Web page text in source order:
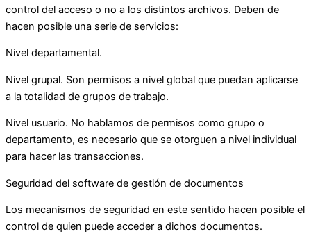
control del acceso o no a los distintos archivos. Deben de
hacen posible una serie de servicios:
Nivel departamental.
Nivel grupal. Son permisos a nivel global que puedan aplicarse
a la totalidad de grupos de trabajo.
Nivel usuario. No hablamos de permisos como grupo o
departamento, es necesario que se otorguen a nivel individual
para hacer las transacciones.
Seguridad del software de gestión de documentos
Los mecanismos de seguridad en este sentido hacen posible el
control de quien puede acceder a dichos documentos.